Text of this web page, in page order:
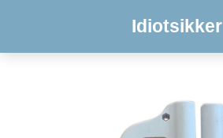
Idiotsikker